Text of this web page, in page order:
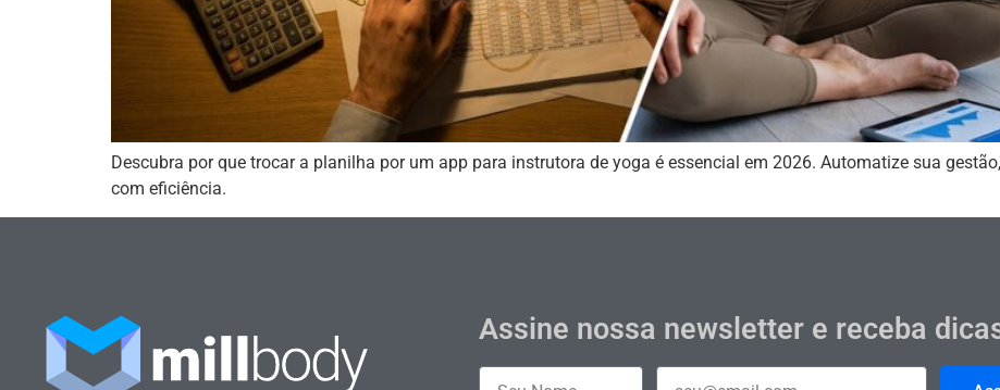
Descubra por que trocar a planilha por um app para instrutora de yoga é essencial em 2026. Automatize sua
com eficiência.
Assine nossa newsletter e receba